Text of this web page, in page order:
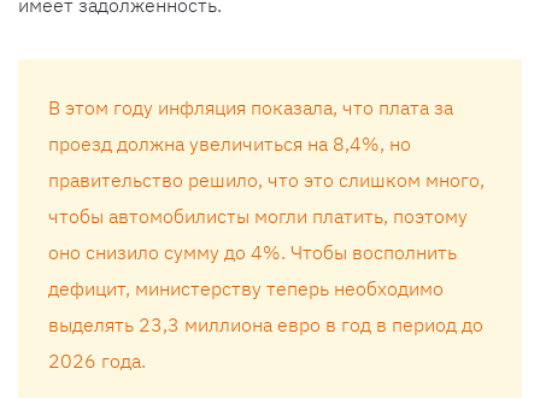
имеет задолженность.
В этом году инфляция показала, что плата за
проезд должна увеличиться на 8,4%, но
правительство решило, что это слишком много,
чтобы автомобилисты могли платить, поэтому
оно снизило сумму до 4%. Чтобы восполнить
дефицит, министерству теперь необходимо
выделять 23,3 миллиона евро в год в период до
2026 года.